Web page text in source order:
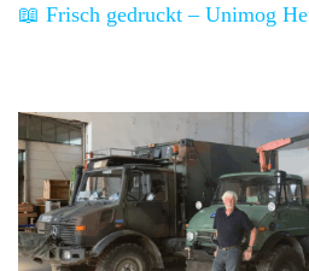
📖 Frisch gedruckt – Unimog